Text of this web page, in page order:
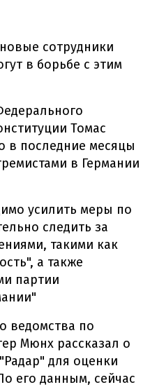
сотрудники
в борьбе с этим
Томас
в последние месяцы
в Германии
усилить меры по
следить за
такими как
а также
партии
ведомства по
Мюнх рассказал о
для оценки
его данным, сейчас